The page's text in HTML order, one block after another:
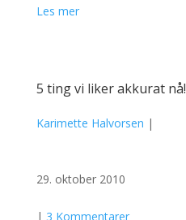
Les mer
5 ting vi liker akkurat nå!
Karimette Halvorsen |
29. oktober 2010
| 3 Kommentarer